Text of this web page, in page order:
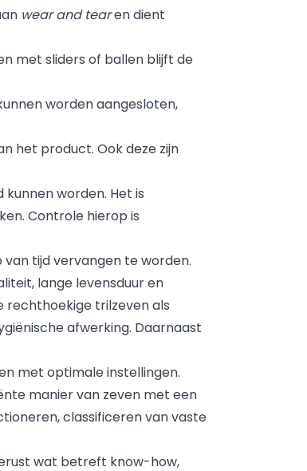
wear and tearen dient
met sliders of ballen blijft de
worden aangesloten,
het product. Ook deze zijn
worden. Het is
Controle hierop is
tijd vervangen te worden.
lange levensduur en
rechthoekige trilzeven als
afwerking. Daarnaast
met optimale instellingen.
manier van zeven met een
classificeren van vaste
wat betreft know-how,